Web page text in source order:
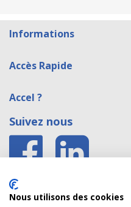
Informations
Accès Rapide
Accel ?
Suivez nous
Accès E shop Belgique
Accès site formation caces®
Nous utilisons des cookies